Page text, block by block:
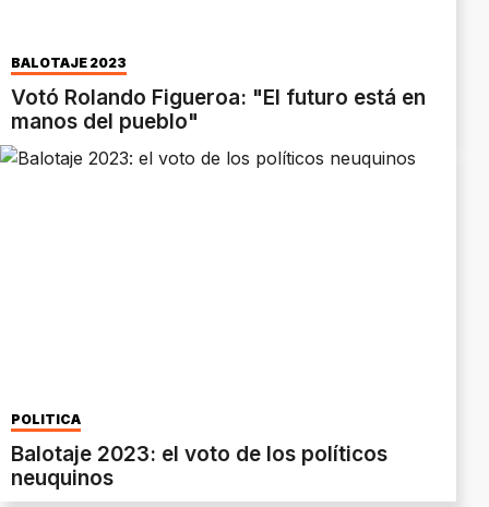
BALOTAJE 2023
Votó Rolando Figueroa: "El futuro está en
manos del pueblo"
POLÍTICA
Balotaje 2023: el voto de los políticos
neuquinos